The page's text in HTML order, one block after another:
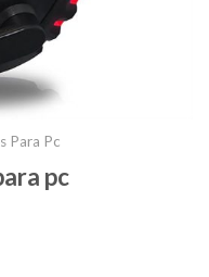
Para Pc
pc